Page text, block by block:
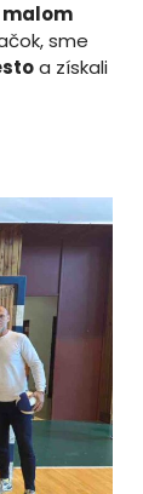
malom
sme
a získali